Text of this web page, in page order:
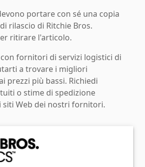
portare con sé una copia
rilascio di Ritchie Bros.
ritirare l'articolo.
fornitori di servizi logistici di
a trovare i migliori
prezzi più bassi. Richiedi
o stime di spedizione
siti Web dei nostri fornitori.